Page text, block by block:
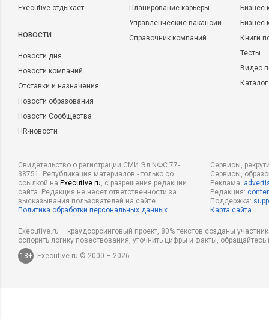
Executive отдыхает
НОВОСТИ
Новости дня
Новости компаний
Отставки и назначения
Новости образования
Новости Сообщества
HR-новости
Планирование карьеры
Управленческие вакансии
Справочник компаний
Бизнес-
Книги
Тесты
Видео
Свидетельство о регистрации СМИ Эл NФС 77-
38751. Републикация материалов - только со
ссылкой на Executive.ru, с разрешения редакции
сайта. Редакция не несет ответственности за
высказывания пользователей на сайте.
Политика обработки персональных данных
Сервисы,
Сервисы,
Реклама:
Редакция:
Поддержка:
Карта сайта
Executive.ru – краудсорсинговый проект, 80% текстов созданы
оспорить логику повествования, уточнить цифры и факты,
18+
Executive.ru © 2000 – 2026.